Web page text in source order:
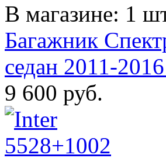
В магазине: 1
Багажник
седан 2011-
9 600 руб.